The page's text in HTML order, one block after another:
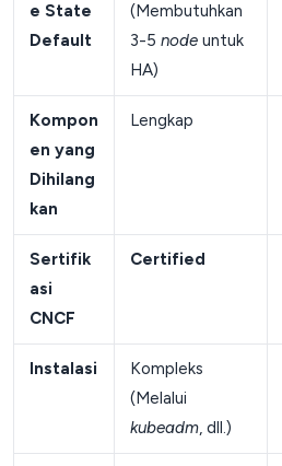
e State
Default
(Membutuhkan
3-5 nodeuntuk
HA)
Kompon
en yang
Dihilang
kan
Lengkap
Sertifik
asi
CNCF
Certified
Instalasi
Kompleks
(Melalui
kubeadm, dll.)